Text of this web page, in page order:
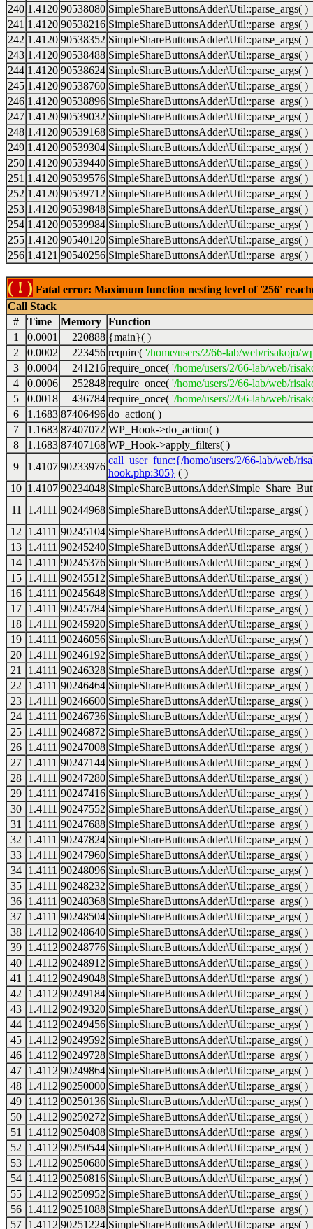
240 1.4120 90538080 SimpleShareButtonsAdder\Util::parse_args( )
241 1.4120 90538216 SimpleShareButtonsAdder\Util::parse_args( )
242 1.4120 90538352 SimpleShareButtonsAdder\Util::parse_args( )
243 1.4120 90538488 SimpleShareButtonsAdder\Util::parse_args( )
244 1.4120 90538624 SimpleShareButtonsAdder\Util::parse_args( )
245 1.4120 90538760 SimpleShareButtonsAdder\Util::parse_args( )
246 1.4120 90538896 SimpleShareButtonsAdder\Util::parse_args( )
247 1.4120 90539032 SimpleShareButtonsAdder\Util::parse_args( )
248 1.4120 90539168 SimpleShareButtonsAdder\Util::parse_args( )
249 1.4120 90539304 SimpleShareButtonsAdder\Util::parse_args( )
250 1.4120 90539440 SimpleShareButtonsAdder\Util::parse_args( )
251 1.4120 90539576 SimpleShareButtonsAdder\Util::parse_args( )
252 1.4120 90539712 SimpleShareButtonsAdder\Util::parse_args( )
253 1.4120 90539848 SimpleShareButtonsAdder\Util::parse_args( )
254 1.4120 90539984 SimpleShareButtonsAdder\Util::parse_args( )
255 1.4120 90540120 SimpleShareButtonsAdder\Util::parse_args( )
256 1.4121 90540256 SimpleShareButtonsAdder\Util::parse_args( )
( ! ) Fatal error: Maximum function nesting level of '256'
Call Stack
#
Time Memory Function
1
0.0001 220888 {main}( )
2
0.0002 223456 require( '/home/users/2/66-lab/web/risakojo/
3
0.0004 241216 require_once( '/home/users/2/66-lab/web/
4
0.0006 252848 require_once( '/home/users/2/66-lab/web/
5
0.0018 436784 require_once( '/home/users/2/66-lab/web/
6
1.1683 87406496 do_action( )
7
1.1683 87407072 WP_Hook->do_action( )
8
1.1683 87407168 WP_Hook->apply_filters( )
9
1.4107 90233976
call_user_func:{/home/users/2/66-lab/web/
hook.php:305} ( )
10 1.4107 90234048
11
1.4111 90244968 SimpleShareButtonsAdder\Util::parse_args( )
12
1.4111 90245104 SimpleShareButtonsAdder\Util::parse_args( )
13 1.4111 90245240 SimpleShareButtonsAdder\Util::parse_args( )
14 1.4111 90245376 SimpleShareButtonsAdder\Util::parse_args( )
15 1.4111 90245512 SimpleShareButtonsAdder\Util::parse_args( )
16 1.4111 90245648 SimpleShareButtonsAdder\Util::parse_args( )
17 1.4111 90245784 SimpleShareButtonsAdder\Util::parse_args( )
18 1.4111 90245920 SimpleShareButtonsAdder\Util::parse_args( )
19 1.4111 90246056 SimpleShareButtonsAdder\Util::parse_args( )
20 1.4111 90246192 SimpleShareButtonsAdder\Util::parse_args( )
21
1.4111 90246328 SimpleShareButtonsAdder\Util::parse_args( )
22
1.4111 90246464 SimpleShareButtonsAdder\Util::parse_args( )
23 1.4111 90246600 SimpleShareButtonsAdder\Util::parse_args( )
24 1.4111 90246736 SimpleShareButtonsAdder\Util::parse_args( )
25 1.4111 90246872 SimpleShareButtonsAdder\Util::parse_args( )
26 1.4111 90247008 SimpleShareButtonsAdder\Util::parse_args( )
27 1.4111 90247144 SimpleShareButtonsAdder\Util::parse_args( )
28 1.4111 90247280 SimpleShareButtonsAdder\Util::parse_args( )
29 1.4111 90247416 SimpleShareButtonsAdder\Util::parse_args( )
30 1.4111 90247552 SimpleShareButtonsAdder\Util::parse_args( )
31
1.4111 90247688 SimpleShareButtonsAdder\Util::parse_args( )
32
1.4111 90247824 SimpleShareButtonsAdder\Util::parse_args( )
33 1.4111 90247960 SimpleShareButtonsAdder\Util::parse_args( )
34 1.4111 90248096 SimpleShareButtonsAdder\Util::parse_args( )
35 1.4111 90248232 SimpleShareButtonsAdder\Util::parse_args( )
36 1.4111 90248368 SimpleShareButtonsAdder\Util::parse_args( )
37 1.4111 90248504 SimpleShareButtonsAdder\Util::parse_args( )
38 1.4112 90248640 SimpleShareButtonsAdder\Util::parse_args( )
39 1.4112 90248776 SimpleShareButtonsAdder\Util::parse_args( )
40 1.4112 90248912 SimpleShareButtonsAdder\Util::parse_args( )
41
1.4112 90249048 SimpleShareButtonsAdder\Util::parse_args( )
42
1.4112 90249184 SimpleShareButtonsAdder\Util::parse_args( )
43 1.4112 90249320 SimpleShareButtonsAdder\Util::parse_args( )
44 1.4112 90249456 SimpleShareButtonsAdder\Util::parse_args( )
45 1.4112 90249592 SimpleShareButtonsAdder\Util::parse_args( )
46 1.4112 90249728 SimpleShareButtonsAdder\Util::parse_args( )
47 1.4112 90249864 SimpleShareButtonsAdder\Util::parse_args( )
48 1.4112 90250000 SimpleShareButtonsAdder\Util::parse_args( )
49 1.4112 90250136 SimpleShareButtonsAdder\Util::parse_args( )
50 1.4112 90250272 SimpleShareButtonsAdder\Util::parse_args( )
51
1.4112 90250408 SimpleShareButtonsAdder\Util::parse_args( )
52
1.4112 90250544 SimpleShareButtonsAdder\Util::parse_args( )
53 1.4112 90250680 SimpleShareButtonsAdder\Util::parse_args( )
54 1.4112 90250816 SimpleShareButtonsAdder\Util::parse_args( )
55 1.4112 90250952 SimpleShareButtonsAdder\Util::parse_args( )
56 1.4112 90251088 SimpleShareButtonsAdder\Util::parse_args( )
57 1.4112 90251224 SimpleShareButtonsAdder\Util::parse_args( )